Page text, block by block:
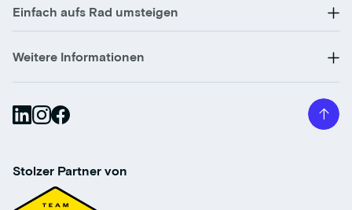
Einfach aufs Rad umsteigen
Weitere Informationen
Stolzer Partner von